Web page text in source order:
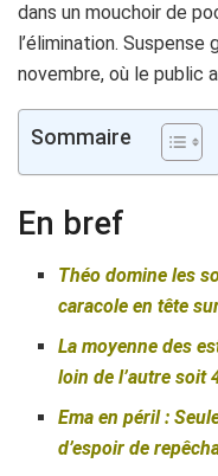
dans un mouchoir de
l’élimination.
novembre, où le public
Sommaire
En bref
Théo domine les
caracole en tête
La moyenne des
loin de l’autre soit
Ema en péril :
d’espoir de